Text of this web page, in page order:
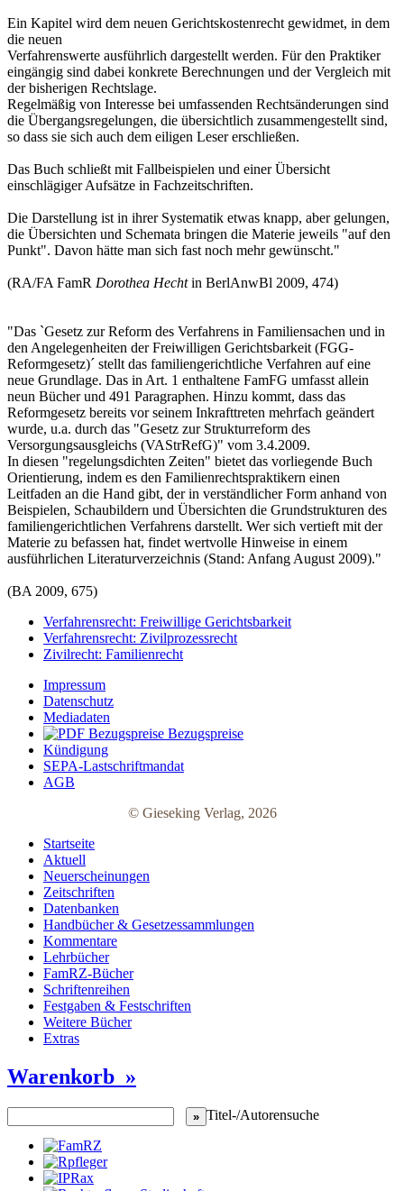
Ein Kapitel wird dem neuen Gerichtskostenrecht gewidmet, in dem
die neuen
Verfahrenswerte ausführlich dargestellt werden. Für den Praktiker
eingängig sind dabei konkrete Berechnungen und der Vergleich mit
der bisherigen Rechtslage.
Regelmäßig von Interesse bei umfassenden Rechtsänderungen sind
die Übergangsregelungen, die übersichtlich zusammengestellt sind,
so dass sie sich auch dem eiligen Leser erschließen.
Das Buch schließt mit Fallbeispielen und einer Übersicht
einschlägiger Aufsätze in Fachzeitschriften.
Die Darstellung ist in ihrer Systematik etwas knapp, aber gelungen,
die Übersichten und Schemata bringen die Materie jeweils "auf den
Punkt". Davon hätte man sich fast noch mehr gewünscht."
(RA/FA FamR Dorothea Hechtin BerlAnwBl 2009, 474)
"Das `Gesetz zur Reform des Verfahrens in Familiensachen und in
den Angelegenheiten der Freiwilligen Gerichtsbarkeit (FGG-
Reformgesetz)´ stellt das familiengerichtliche Verfahren auf eine
neue Grundlage. Das in Art. 1 enthaltene FamFG umfasst allein
neun Bücher und 491 Paragraphen. Hinzu kommt, dass das
Reformgesetz bereits vor seinem Inkrafttreten mehrfach geändert
wurde, u.a. durch das "Gesetz zur Strukturreform des
Versorgungsausgleichs (VAStrRefG)" vom 3.4.2009.
In diesen "regelungsdichten Zeiten" bietet das vorliegende Buch
Orientierung, indem es den Familienrechtspraktikern einen
Leitfaden an die Hand gibt, der in verständlicher Form anhand von
Beispielen, Schaubildern und Übersichten die Grundstrukturen des
familiengerichtlichen Verfahrens darstellt. Wer sich vertieft mit der
Materie zu befassen hat, findet wertvolle Hinweise in einem
ausführlichen Literaturverzeichnis (Stand: Anfang August 2009)."
(BA 2009, 675)
Verfahrensrecht: Freiwillige Gerichtsbarkeit
Verfahrensrecht: Zivilprozessrecht
Zivilrecht: Familienrecht
Impressum
Datenschutz
Mediadaten
Bezugspreise
Kündigung
SEPA-Lastschriftmandat
AGB
© Gieseking Verlag, 2026
Startseite
Aktuell
Neuerscheinungen
Zeitschriften
Datenbanken
Handbücher & Gesetzessammlungen
Kommentare
Lehrbücher
FamRZ-Bücher
Schriftenreihen
Festgaben & Festschriften
Weitere Bücher
Extras
Warenkorb »
Titel-/Autorensuche